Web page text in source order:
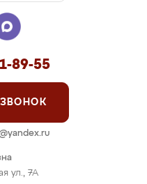
ул., 7А
89-55